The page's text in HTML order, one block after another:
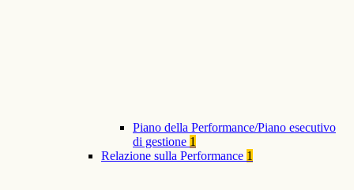
Piano della Performance/Piano esecutivo
di gestione 1
Relazione sulla Performance 1